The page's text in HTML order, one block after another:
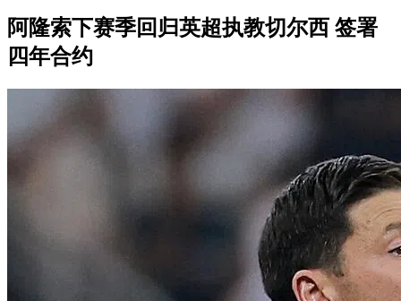
阿隆索下赛季回归英超执教切尔西 签署
四年合约